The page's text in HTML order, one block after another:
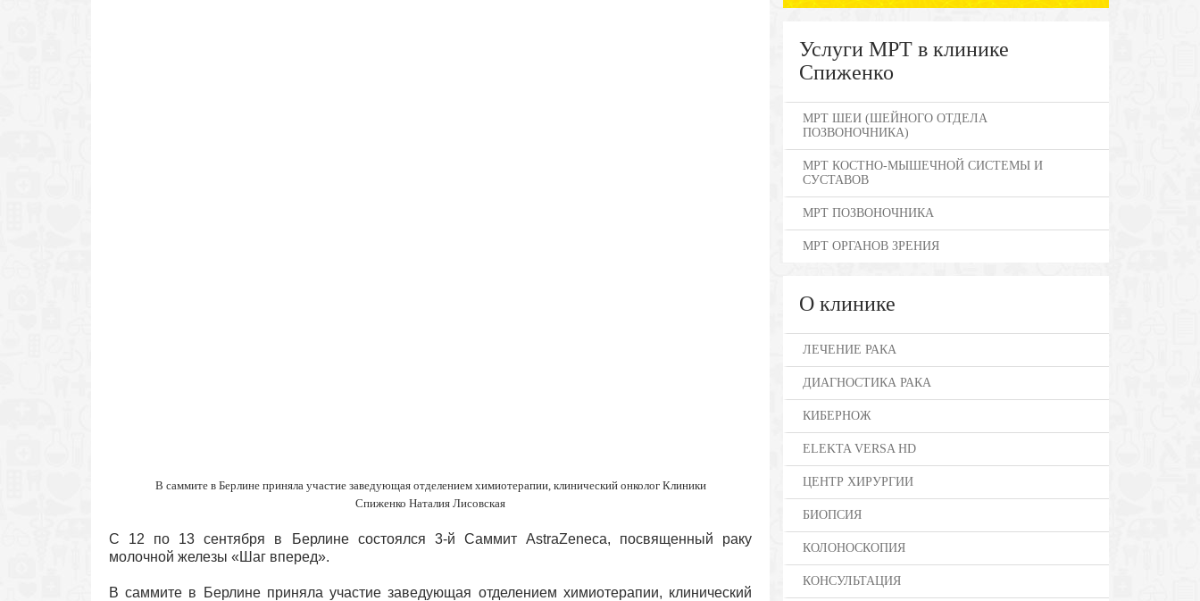
В саммите в Берлине приняла участие заведующая отделением химиотерапии, клинический онколог Клиники
Спиженко Наталия Лисовская
С 12 по 13 сентября в Берлине состоялся 3-й Саммит AstraZeneca, посвященный раку
молочной железы «Шаг вперед».
В саммите в Берлине приняла участие заведующая отделением химиотерапии, клинический
Услуги МРТ в клинике
Спиженко
МРТ ШЕИ (ШЕЙНОГО ОТДЕЛА
ПОЗВОНОЧНИКА)
МРТ КОСТНО-МЫШЕЧНОЙ СИСТЕМЫ И
СУСТАВОВ
МРТ ПОЗВОНОЧНИКА
МРТ ОРГАНОВ ЗРЕНИЯ
О клинике
ЛЕЧЕНИЕ РАКА
ДИАГНОСТИКА РАКА
КИБЕРНОЖ
ELEKTA VERSA HD
ЦЕНТР ХИРУРГИИ
БИОПСИЯ
КОЛОНОСКОПИЯ
КОНСУЛЬТАЦИЯ